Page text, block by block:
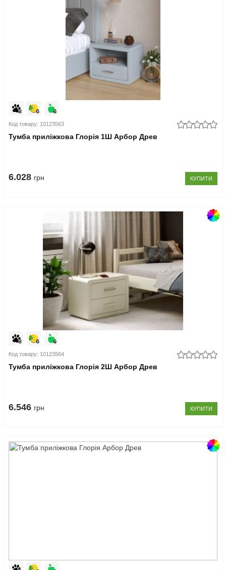
Код товару: 10123563
Тумба приліжкова Глорія 1Ш Арбор Древ
6.028 грн КУПИТИ
Код товару: 10123564
Тумба приліжкова Глорія 2Ш Арбор Древ
6.546 грн КУПИТИ